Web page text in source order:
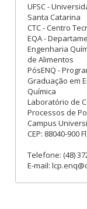
UFSC -
Santa Catarina
CTC - Centro
EQA -
Engenharia
de Alimentos
PósENQ -
Graduação em
Química
Laboratório de
Processos de
Campus
CEP: 88040-900
Telefone: (48)
E-mail: